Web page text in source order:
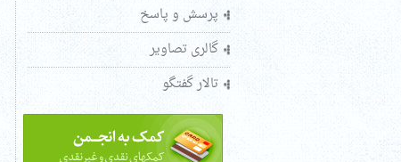
پرسش و پاسخ
گالری تصاویر
تالار گفتگو